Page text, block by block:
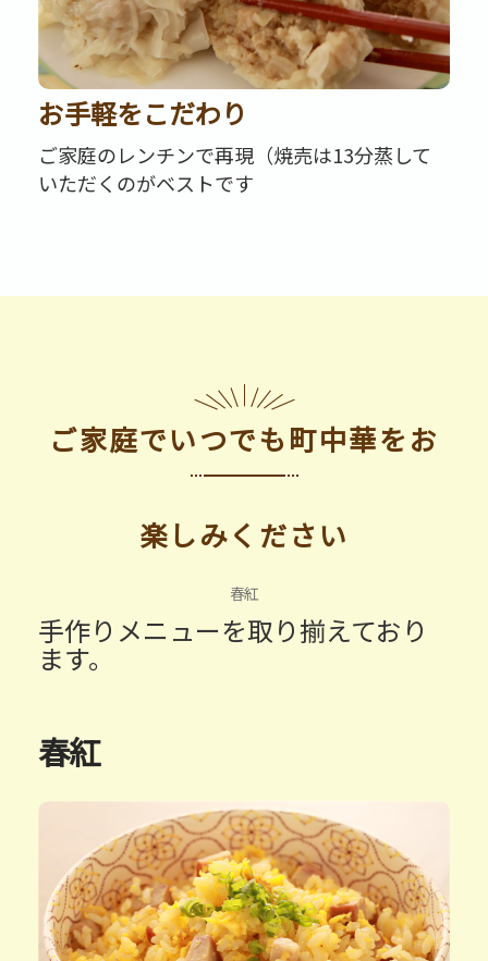
お手軽をこだわり
ご家庭のレンチンで再現（焼売は13分蒸して
いただくのがベストです
ご家庭でいつでも町中華をお
楽しみください
春紅
手作りメニューを取り揃えており
ます。
春紅